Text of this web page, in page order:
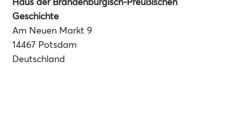
Geschichte
Am Neuen Markt 9
14467 Potsdam
Deutschland